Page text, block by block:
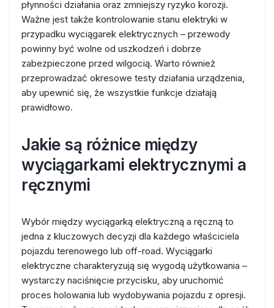
płynności działania oraz zmniejszy ryzyko korozji.
Ważne jest także kontrolowanie stanu elektryki w
przypadku wyciągarek elektrycznych – przewody
powinny być wolne od uszkodzeń i dobrze
zabezpieczone przed wilgocią. Warto również
przeprowadzać okresowe testy działania urządzenia,
aby upewnić się, że wszystkie funkcje działają
prawidłowo.
Jakie są różnice między
wyciągarkami elektrycznymi a
ręcznymi
Wybór między wyciągarką elektryczną a ręczną to
jedna z kluczowych decyzji dla każdego właściciela
pojazdu terenowego lub off-road. Wyciągarki
elektryczne charakteryzują się wygodą użytkowania –
wystarczy naciśnięcie przycisku, aby uruchomić
proces holowania lub wydobywania pojazdu z opresji.